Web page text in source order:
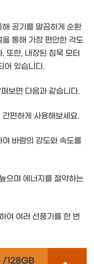
공기를 말끔하게 순환
통해 가장 편안한 각도
또한, 내장된 침묵 모터
어 있습니다.
보면 다음과 같습니다.
편하게 사용해보세요.
바람의 강도와 속도를
으며 에너지를 절약하는
여 여러 선풍기를 한 번
/128GB